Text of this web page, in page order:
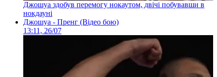
Джошуа здобув перемогу нокаутом, двічі побувавши в
нокдауні
Джошуа - Пренг (Відео бою)
13:11, 26/07